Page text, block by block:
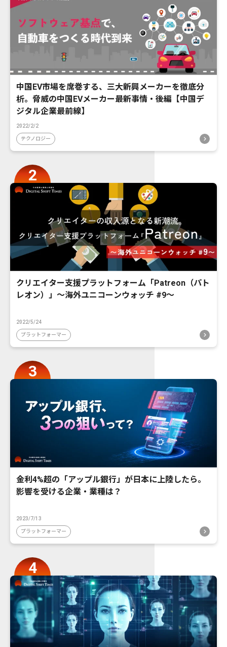
中国EV市場を席巻する、三大新興メーカーを徹底分
析。脅威の中国EVメーカー最新事情・後編【中国デ
ジタル企業最前線】
2022/2/2
テクノロジー
クリエイター支援プラットフォーム「Patreon（パト
レオン）」〜海外ユニコーンウォッチ #9〜
2022/5/24
プラットフォーマー
金利4%超の「アップル銀行」が日本に上陸したら。
影響を受ける企業・業種は？
2023/7/13
プラットフォーマー